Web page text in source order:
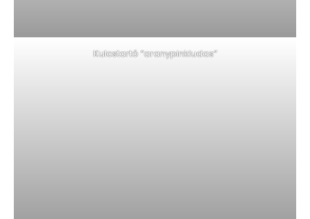
Kulcstartó “aranypinkludas”